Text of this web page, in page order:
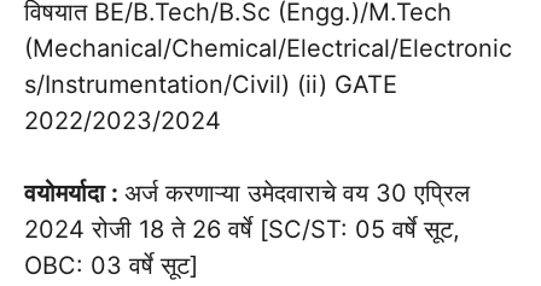
विषयात BE/B.Tech/B.Sc (Engg.)/M.Tech
(Mechanical/Chemical/Electrical/Electronic
s/Instrumentation/Civil) (ii) GATE
2022/2023/2024
वयोमर्यादा : अर्ज करणाऱ्या उमेदवाराचे वय 30 एप्रिल
2024 रोजी 18 ते 26 वर्षे [SC/ST: 05 वर्षे सूट,
OBC: 03 वर्षे सूट]